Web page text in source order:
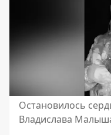
Остановилось
Владислава